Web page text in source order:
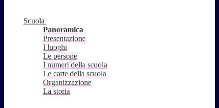
Scuola
Panoramica
Presentazione
I luoghi
Le persone
I numeri della scuola
Le carte della scuola
Organizzazione
La storia